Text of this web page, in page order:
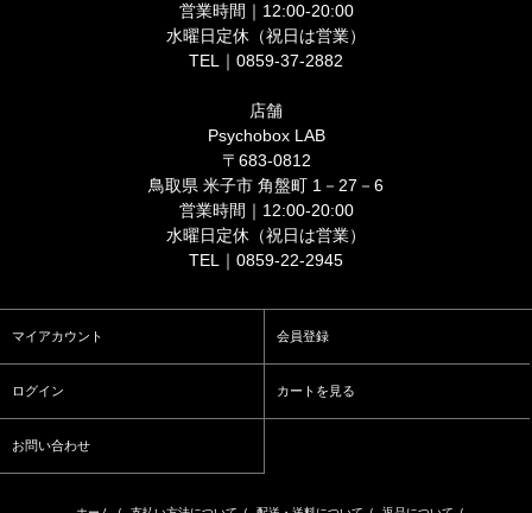
営業時間｜12:00-20:00
水曜日定休（祝日は営業）
TEL｜0859-37-2882
店舗
Psychobox LAB
〒683-0812
鳥取県 米子市 角盤町 1－27－6
営業時間｜12:00-20:00
水曜日定休（祝日は営業）
TEL｜0859-22-2945
マイアカウント 会員登録
ログイン カートを見る
お問い合わせ